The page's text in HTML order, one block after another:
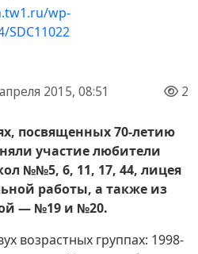
2015, 08:51 2
посвященных 70-летию
участие любители
№№5, 6, 11, 17, 44, лицея
работы, а также из
— №19 и №20.
возраст­ных группах: 1998-